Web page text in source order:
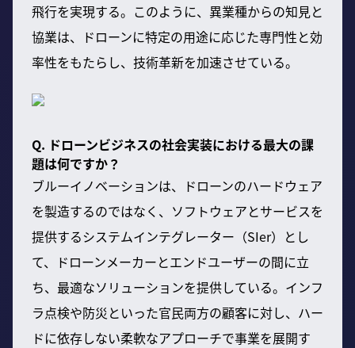
飛行を実現する。このように、異業種からの知見と
協業は、ドローンに特定の用途に応じた専門性と効
率性をもたらし、技術革新を加速させている。
Q. ドローンビジネスの社会実装における最大の課
題は何ですか？
ブルーイノベーションは、ドローンのハードウェア
を製造するのではなく、ソフトウェアとサービスを
提供するシステムインテグレーター（SIer）とし
て、ドローンメーカーとエンドユーザーの間に立
ち、最適なソリューションを提供している。インフ
ラ点検や防災といった官民両方の顧客に対し、ハー
ドに依存しない柔軟なアプローチで事業を展開す